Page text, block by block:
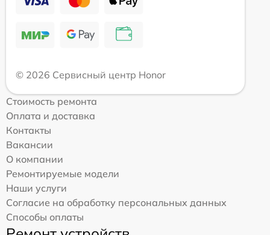
© 2026 Сервисный центр Honor
Стоимость ремонта
Оплата и доставка
Контакты
Вакансии
О компании
Ремонтируемые модели
Наши услуги
Согласие на обработку персональных данных
Способы оплаты